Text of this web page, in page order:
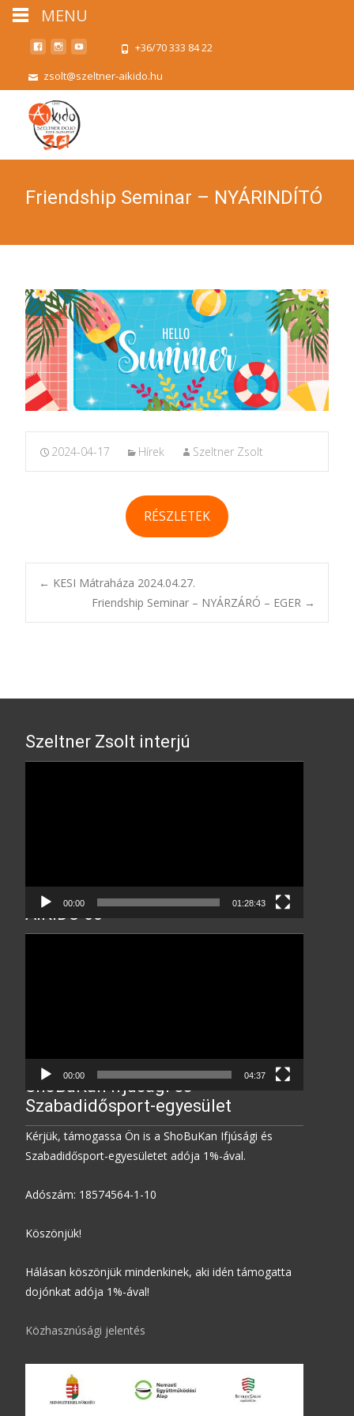
+36/70 333 84 22
zsolt@szeltner-aikido.hu
Friendship Seminar – NYÁRINDÍTÓ
2024-04-17 Hírek Szeltner Zsolt
RÉSZLETEK
Post
← KESI Mátraháza 2024.04.27.
Friendship Seminar – NYÁRZÁRÓ – EGER →
Szeltner Zsolt interjú
00:00 01:28:43
AIKIDO 60
00:00 04:37
ShoBuKan Ifjúsági és
Szabadidősport-egyesület
Kérjük, támogassa Ön is a ShoBuKan Ifjúsági és
Szabadidősport-egyesületet adója 1%-ával.
Adószám: 18574564-1-10
Köszönjük!
Hálásan köszönjük mindenkinek, aki idén támogatta
dojónkat adója 1%-ával!
Közhasznúsági jelentés
MENU